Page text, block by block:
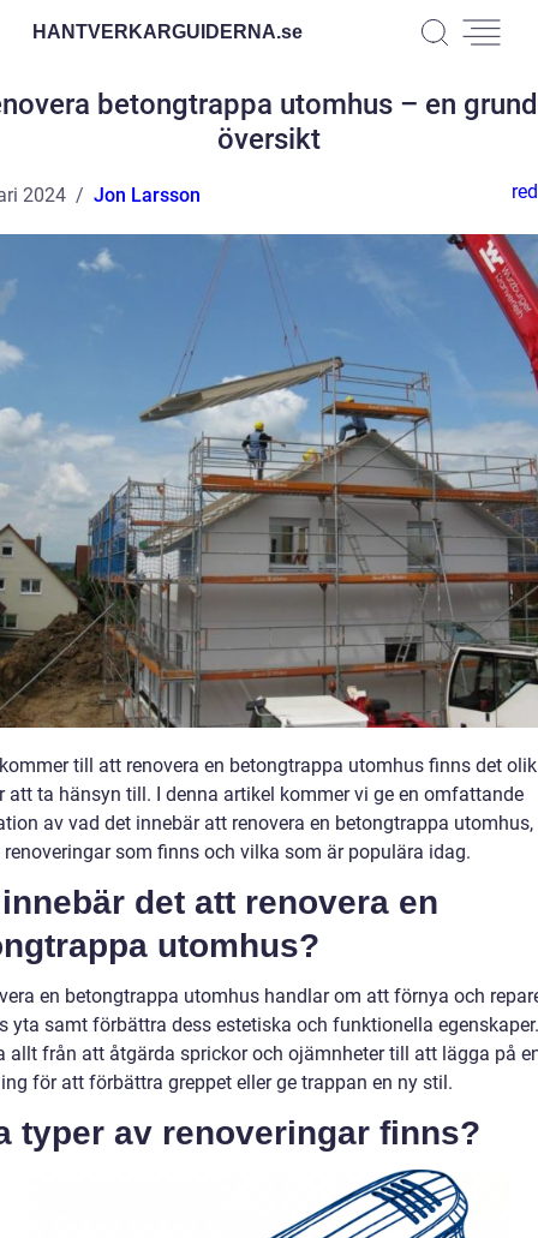
HANTVERKARGUIDERNA.se
betongtrappa utomhus – en
översikt
2024 Jon Larsson
till att renovera en betongtrappa utomhus finns det
att ta hänsyn till. I denna artikel kommer vi ge en omfattande
av vad det innebär att renovera en betongtrappa
renoveringar som finns och vilka som är populära idag.
det att renovera en
utomhus?
en betongtrappa utomhus handlar om att förnya och
yta samt förbättra dess estetiska och funktionella
allt från att åtgärda sprickor och ojämnheter till att lägga på
för att förbättra greppet eller ge trappan en ny stil.
typer av renoveringar finns?